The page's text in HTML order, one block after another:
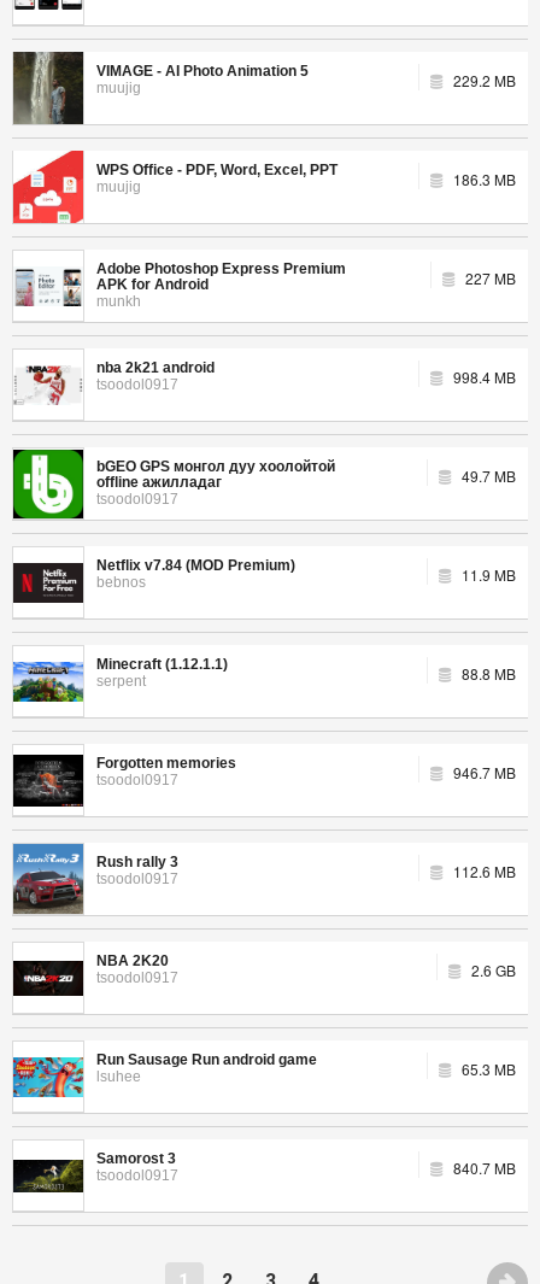
VIMAGE - AI Photo Animation 5
muujig
229.2 MB
WPS Office - PDF, Word, Excel, PPT
muujig
186.3 MB
Adobe Photoshop Express Premium
APK for Android
munkh
227 MB
nba 2k21 android
tsoodol0917
998.4 MB
bGEO GPS монгол дуу хоолойтой
offline ажилладаг
tsoodol0917
49.7 MB
Netflix v7.84 (MOD Premium)
bebnos
11.9 MB
Minecraft (1.12.1.1)
serpent
88.8 MB
Forgotten memories
tsoodol0917
946.7 MB
Rush rally 3
tsoodol0917
112.6 MB
NBA 2K20
tsoodol0917
2.6 GB
Run Sausage Run android game
lsuhee
65.3 MB
Samorost 3
tsoodol0917
840.7 MB